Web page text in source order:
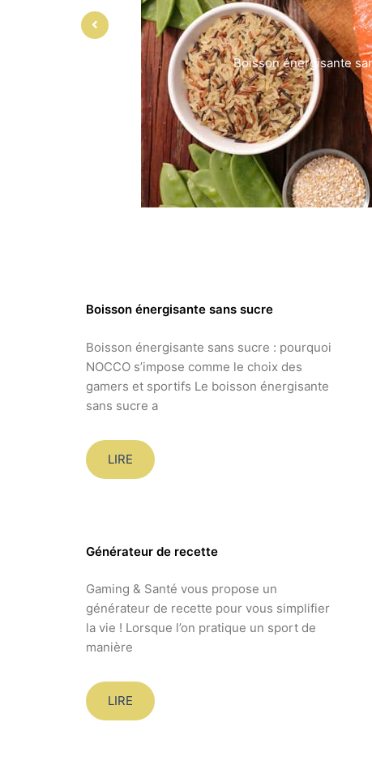
Boisson énergisante
Boisson énergisante sans sucre
Boisson énergisante sans sucre : pourquoi
NOCCO s’impose comme le choix des
gamers et sportifs Le boisson énergisante
sans sucre a
LIRE
Générateur de recette
Gaming & Santé vous propose un
générateur de recette pour vous simplifier
la vie ! Lorsque l’on pratique un sport de
manière
LIRE